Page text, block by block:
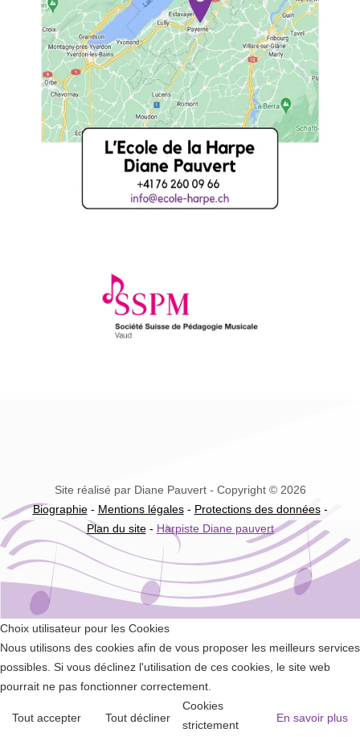
Site réalisé par Diane Pauvert - Copyright © 2026
Biographie- Mentions légales- Protections des données-
Plan du site- Harpiste Diane pauvert
Choix utilisateur pour les Cookies
Nous utilisons des cookies afin de vous proposer les meilleurs services
possibles. Si vous déclinez l'utilisation de ces cookies, le site web
pourrait ne pas fonctionner correctement.
Tout accepter Tout décliner En savoir plus
Cookies
strictement